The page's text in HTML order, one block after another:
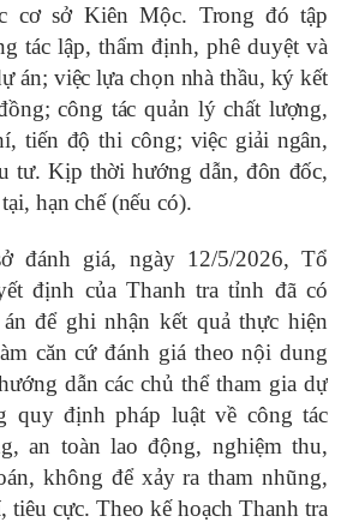
cơ sở Kiên Mộc. Trong đó tập
táclập, thẩm định, phê duyệt và
án; việc lựa chọn nhà thầu, ký kết
công tác quản lý chất lượng,
tiến độ thi công; việc giải ngân,
tư. Kịp thời hướng dẫn, đôn đốc,
hạn chế (nếu có).
đánh giá, ngày 12/5/2026, Tổ
định của Thanh tra tỉnh đã có
để ghi nhận kết quả thực hiện
căn cứ đánh giá theo nội dung
dẫn các chủ thể tham gia dự
quy định pháp luật về công tác
an toàn lao động, nghiệm thu,
không để xảy ra tham nhũng,
tiêu cực. Theo kế hoạch Thanh tra